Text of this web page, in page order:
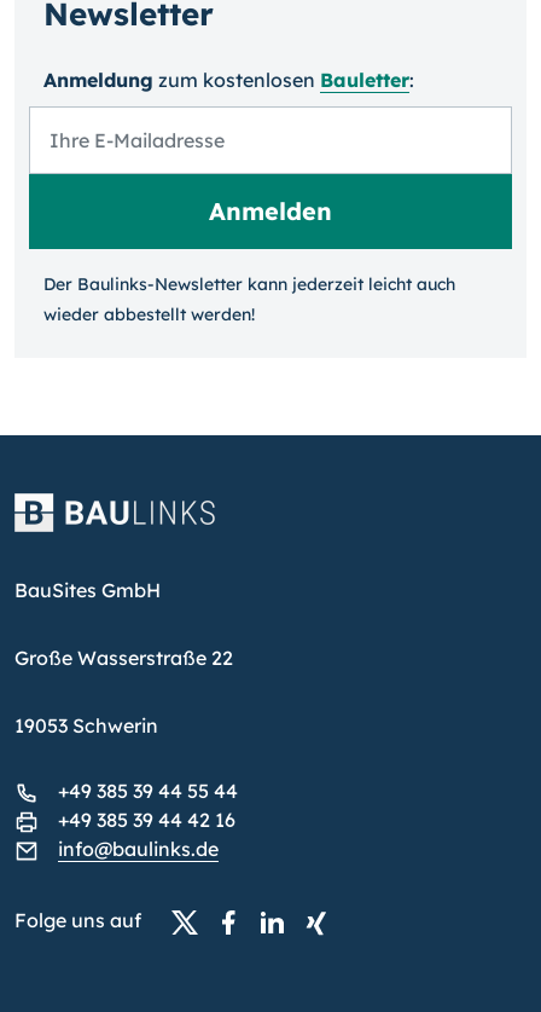
Newsletter
Anmeldung zum kosten­losen Bauletter:
Der Baulinks-Newsletter kann jeder­zeit leicht auch
wieder ab­bestellt werden!
BauSites GmbH
Große Wasserstraße 22
19053 Schwerin
+49 385 39 44 55 44
+49 385 39 44 42 16
info@baulinks.de
Folge uns auf